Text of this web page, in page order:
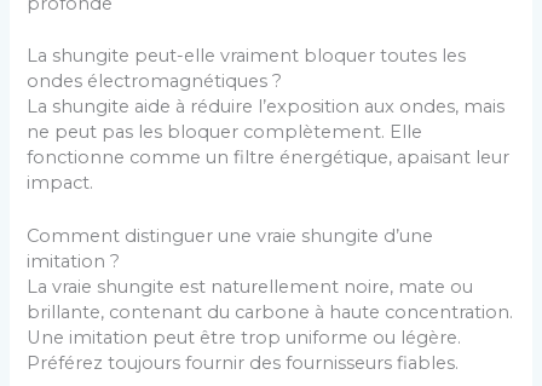
La shungite peut-elle vraiment bloquer toutes les
ondes électromagnétiques ?
La shungite aide à réduire l’exposition aux ondes, mais
ne peut pas les bloquer complètement. Elle
fonctionne comme un filtre énergétique, apaisant leur
impact.
Comment distinguer une vraie shungite d’une
imitation ?
La vraie shungite est naturellement noire, mate ou
brillante, contenant du carbone à haute concentration.
Une imitation peut être trop uniforme ou légère.
Préférez toujours fournir des fournisseurs fiables.